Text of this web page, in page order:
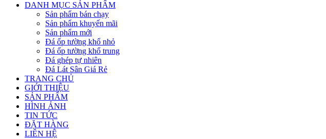
DANH MỤC SẢN PHẨM
Sản phẩm bán chạy
Sản phẩm khuyến mãi
Sản phẩm mới
Đá ốp tường khổ nhỏ
Đá ốp tường khổ trung
Đá ghép tự nhiên
Đá Lát Sân Giá Rẻ
TRANG CHỦ
GIỚI THIỆU
SẢN PHẨM
HÌNH ẢNH
TIN TỨC
ĐẶT HÀNG
LIÊN HỆ